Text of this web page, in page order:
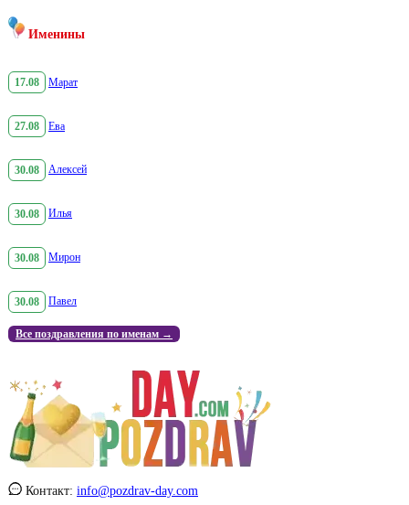
Именины
17.08 Марат
27.08 Ева
30.08 Алексей
30.08 Илья
30.08 Мирон
30.08 Павел
Все поздравления по именам →
Контакт: info@pozdrav-day.com